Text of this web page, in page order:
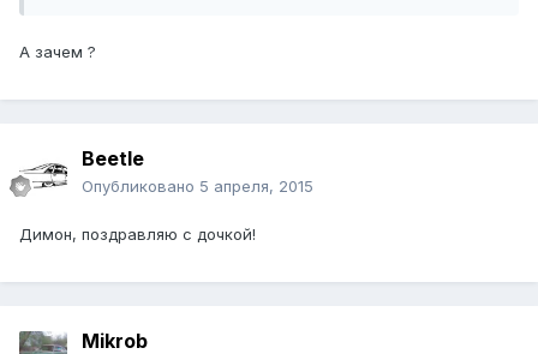
А зачем ?
Beetle
Опубликовано 5 апреля, 2015
Димон, поздравляю с дочкой!
Mikrob